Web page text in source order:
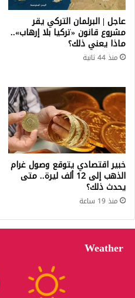
عاجل | البرلمان التركي يقر
مشروع قانون «تركيا بلا إرهاب»..
ماذا يعني ذلك؟
منذ 44 ثانية
خبير اقتصادي يتوقع وصول غرام
الذهب إلى 12 ألف ليرة.. متى
يحدث ذلك؟
منذ 19 ساعة
Weather